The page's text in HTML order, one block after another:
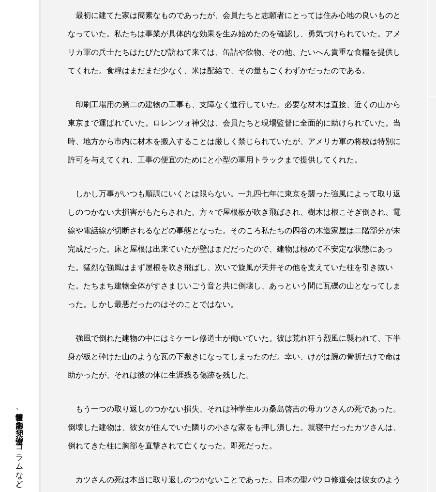
書籍情報、店舗案内、神父や修道士のコラムなど。
最初に建てた家は簡素なものであったが、会員たちと志願者にとっては住み心地の良いものと
なっていた。私たちは事業が具体的な効果を生み始めたのを確認し、勇気づけられていた。アメ
リカ軍の兵士たちはたびたび訪ねて来ては、缶詰や飲物、その他、たいへん貴重な食糧を提供し
てくれた。食糧はまだまだ少なく、米は配給で、その量もごくわずかだったのである。
印刷工場用の第二の建物の工事も、支障なく進行していた。必要な材木は直接、近くの山から
東京まで運ばれていた。ロレンツォ神父は、会員たちと現場監督に全面的に助けられていた。当
時、地方から市内に材木を搬入することは厳しく禁じられていたが、アメリカ軍の将校は特別に
許可を与えてくれ、工事の便宜のためにと小型の軍用トラックまで提供してくれた。
しかし万事がいつも順調にいくとは限らない。一九四七年に東京を襲った強風によって取り返
しのつかない大損害がもたらされた。方々で屋根板が吹き飛ばされ、樹木は根こそぎ倒され、電
線や電話線が切断されるなどの事態となった。そのころ私たちの四谷の木造家屋は二階部分が未
完成だった。床と屋根は出来ていたが壁はまだだったので、建物は極めて不安定な状態にあっ
た。猛烈な強風はまず屋根を吹き飛ばし、次いで旋風が天井その他を支えていた柱を引き抜い
た。たちまち建物全体がすさまじいごう音と共に倒壊し、あっという間に瓦礫の山となってしま
った。しかし最悪だったのはそのことではない。
強風で倒れた建物の中にはミケーレ修道士が働いていた。彼は荒れ狂う烈風に襲われて、下半
身が板と砕けた山のような瓦の下敷きになってしまったのだ。幸い、けがは腕の骨折だけで命は
助かったが、それは彼の体に生涯残る傷跡を残した。
もう一つの取り返しのつかない損失、それは神学生ルカ桑島啓吉の母カツさんの死であった。
倒壊した建物は、彼女が住んでいた隣りの小さな家をも押し潰した。就寝中だったカツさんは、
倒れてきた柱に胸部を直撃されて亡くなった。即死だった。
カツさんの死は本当に取り返しのつかないことであった。日本の聖パウロ修道会は彼女のよう
みことばの響き
召命 復活節第4主日（ヨハネ10・1～10）
霊的生活の模範 使徒聖パウロ
まえがき――霊的生活の模範 使徒聖パウ